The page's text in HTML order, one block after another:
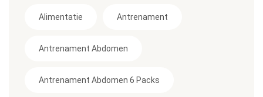
Alimentatie Antrenament
Antrenament Abdomen
Antrenament Abdomen 6 Packs